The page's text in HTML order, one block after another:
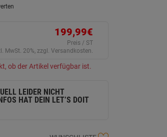
199,99€
Preis / ST
MwSt. 20%, zzgl. Versandkosten.
ob der Artikel verfügbar ist.
LEIDER NICHT
HAT DEIN LET’S DOIT